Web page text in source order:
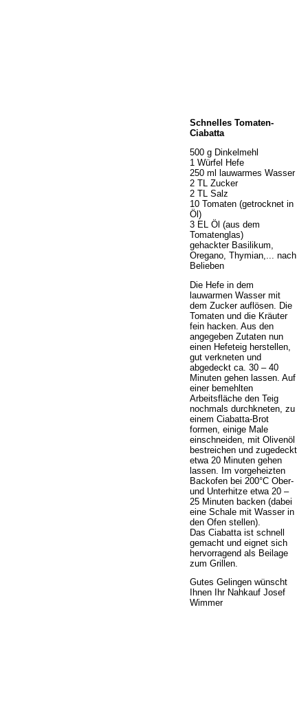
Schnelles Tomaten-
Ciabatta
500 g Dinkelmehl
1 Würfel Hefe
250 ml lauwarmes Wasser
2 TL Zucker
2 TL Salz
10 Tomaten (getrocknet in
Öl)
3 EL Öl (aus dem
Tomatenglas)
gehackter Basilikum,
Oregano, Thymian,... nach
Belieben
Die Hefe in dem
lauwarmen Wasser mit
dem Zucker auflösen. Die
Tomaten und die Kräuter
fein hacken. Aus den
angegeben Zutaten nun
einen Hefeteig herstellen,
gut verkneten und
abgedeckt ca. 30 – 40
Minuten gehen lassen. Auf
einer bemehlten
Arbeitsfläche den Teig
nochmals durchkneten, zu
einem Ciabatta-Brot
formen, einige Male
einschneiden, mit Olivenöl
bestreichen und zugedeckt
etwa 20 Minuten gehen
lassen. Im vorgeheizten
Backofen bei 200°C Ober-
und Unterhitze etwa 20 –
25 Minuten backen (dabei
eine Schale mit Wasser in
den Ofen stellen).
Das Ciabatta ist schnell
gemacht und eignet sich
hervorragend als Beilage
zum Grillen.
Gutes Gelingen wünscht
Ihnen Ihr Nahkauf Josef
Wimmer